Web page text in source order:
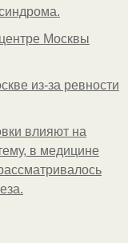
Москвы
из-за ревности
влияют на
в медицине